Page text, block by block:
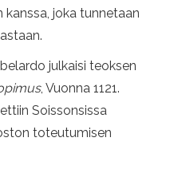
kanssa, joka tunnetaan
julkaisi teoksen
, Vuonna 1121.
Soissonsissa
toteutumisen